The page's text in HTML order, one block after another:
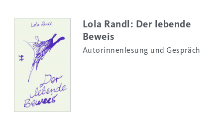
Lola Randl: Der lebende
Beweis
Autorinnenlesung und Gespräch